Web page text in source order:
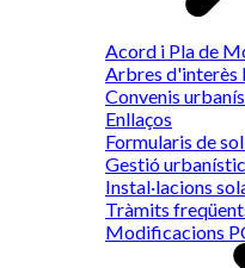
Acord i Pla de
Arbres d'interès
Convenis
Enllaços
Formularis de
Gestió
Instal·lacions
Tràmits
Modificacions